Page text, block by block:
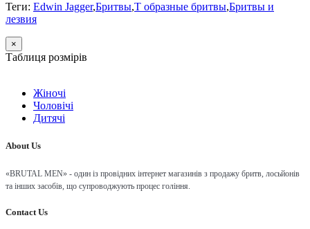
Теги: Edwin Jagger,Бритвы,Т образные бритвы,Бритвы и
лезвия
×
Таблиця розмірів
Жіночі
Чоловічі
Дитячі
About Us
«BRUTAL MEN» - один із провідних інтернет магазинів з продажу бритв, лосьйонів
та інших засобів, що супроводжують процес гоління.
Contact Us